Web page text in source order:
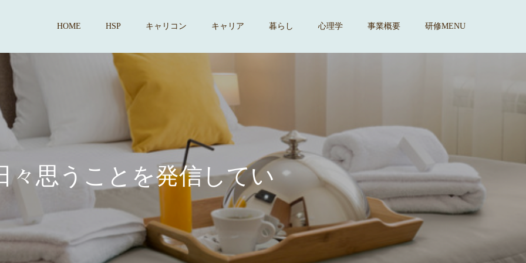
HOME HSP キャリコン キャリア 暮らし 心理学 事業概要 研修MENU
思うことを発信しています。